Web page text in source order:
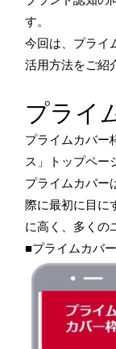
す。
今回は、プライ
活用方法をご紹
プライ
プライムカバー
ス」トップペー
プライムカバー
際に最初に目に
に高く、多くの
■プライムカバ